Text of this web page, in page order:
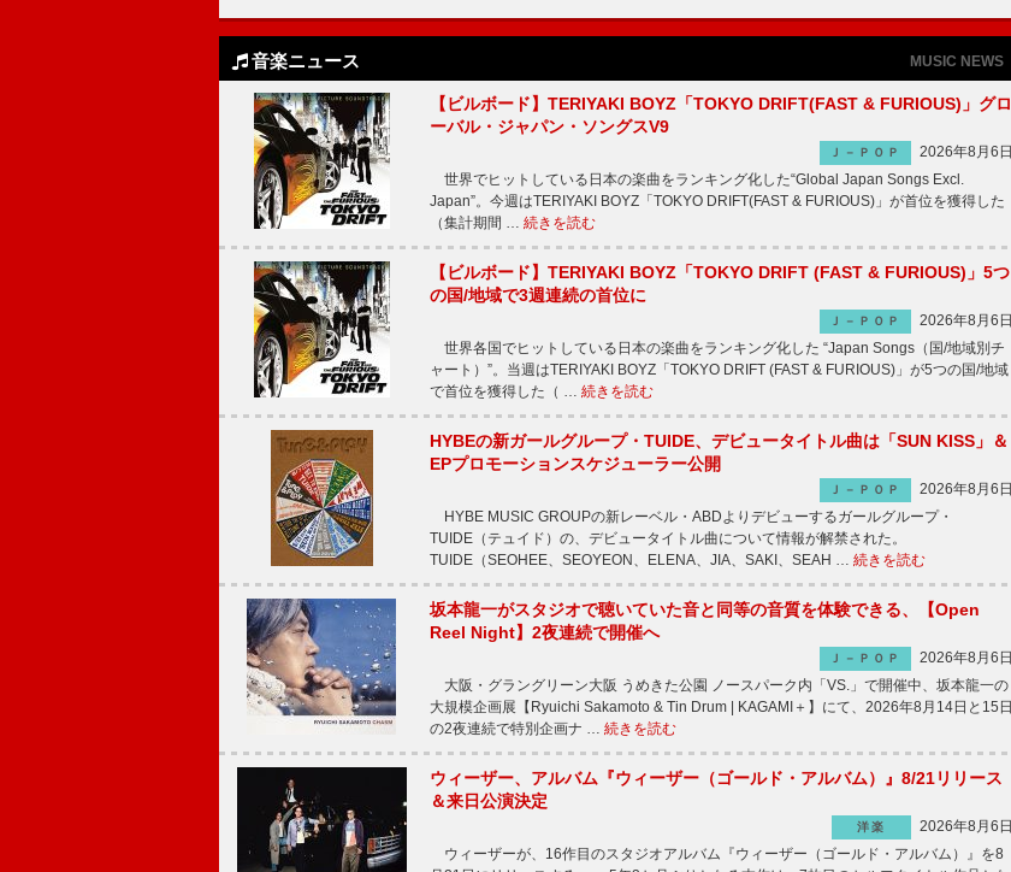
音楽ニュース MUSIC NEWS
【ビルボード】TERIYAKI BOYZ「TOKYO DRIFT(FAST & FURIOUS)」グロ
ーバル・ジャパン・ソングスV9
Ｊ－ＰＯＰ
2026年8月6日
世界でヒットしている日本の楽曲をランキング化した“Global Japan Songs Excl.
Japan”。今週はTERIYAKI BOYZ「TOKYO DRIFT(FAST & FURIOUS)」が首位を獲得した
（集計期間 … 続きを読む
【ビルボード】TERIYAKI BOYZ「TOKYO DRIFT (FAST & FURIOUS)」5つ
の国/地域で3週連続の首位に
Ｊ－ＰＯＰ
2026年8月6日
世界各国でヒットしている日本の楽曲をランキング化した “Japan Songs（国/地域別チ
ャート）”。当週はTERIYAKI BOYZ「TOKYO DRIFT (FAST & FURIOUS)」が5つの国/地域
で首位を獲得した（ … 続きを読む
HYBEの新ガールグループ・TUIDE、デビュータイトル曲は「SUN KISS」＆
EPプロモーションスケジューラー公開
Ｊ－ＰＯＰ
2026年8月6日
HYBE MUSIC GROUPの新レーベル・ABDよりデビューするガールグループ・
TUIDE（テュイド）の、デビュータイトル曲について情報が解禁された。
TUIDE（SEOHEE、SEOYEON、ELENA、JIA、SAKI、SEAH … 続きを読む
坂本龍一がスタジオで聴いていた音と同等の音質を体験できる、【Open
Reel Night】2夜連続で開催へ
Ｊ－ＰＯＰ
2026年8月6日
大阪・グラングリーン大阪 うめきた公園 ノースパーク内「VS.」で開催中、坂本龍一の
大規模企画展【Ryuichi Sakamoto & Tin Drum | KAGAMI＋】にて、2026年8月14日と15日
の2夜連続で特別企画ナ … 続きを読む
ウィーザー、アルバム『ウィーザー（ゴールド・アルバム）』8/21リリース
＆来日公演決定
洋楽
2026年8月6日
ウィーザーが、16作目のスタジオアルバム『ウィーザー（ゴールド・アルバム）』を8